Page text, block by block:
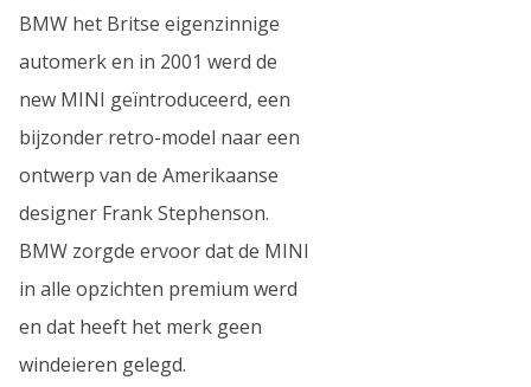
BMW het Britse eigenzinnige
automerk en in 2001 werd de
new MINI geïntroduceerd, een
bijzonder retro-model naar een
ontwerp van de Amerikaanse
designer Frank Stephenson.
BMW zorgde ervoor dat de MINI
in alle opzichten premium werd
en dat heeft het merk geen
windeieren gelegd.